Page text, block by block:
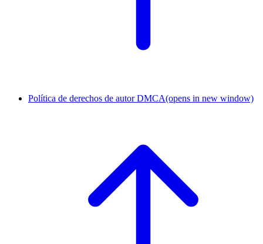
Política de derechos de autor DMCA(opens in new window)